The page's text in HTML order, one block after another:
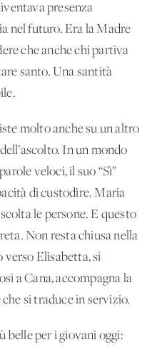
presenza
nel futuro. Era la Madre
che anche chi partiva
santo. Una santità
molto anche su un altro
In un mondo
veloci, il suo “Sì”
di custodire. Maria
le persone. E questo
Non resta chiusa nella
verso Elisabetta, si
a Cana, accompagna la
si traduce in servizio.
belle per i giovani oggi: